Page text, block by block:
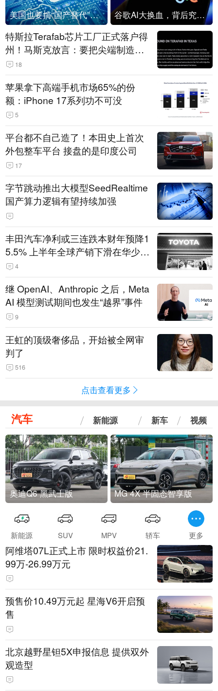
美国也要搞“国产替代”？先算清三笔账 谷歌AI大换血，背后究竟发生了什么？
特斯拉Terafab芯片工厂正式落户得
州！马斯克放言：要把尖端制造带
回美国
18
苹果拿下高端手机市场65%的份
额：iPhone 17系列功不可没
5
平台都不自己造了！本田史上首次
外包整车平台 接盘的是印度公司
17
字节跳动推出大模型SeedRealtime
国产算力逻辑有望持续加强
丰田汽车净利或三连跌本财年预降1
5.5% 上半年全球产销下滑在华少卖
14.3万辆
4
继 OpenAI、Anthropic 之后，Meta
AI 模型测试期间也发生“越界”事件
9
王虹的顶级奢侈品，开始被全网审
判了
516
点击查看更多
汽车 新能源 新车 视频
奥迪Q6 黑武士版 MG 4X 半固态智享版
新能源 SUV MPV 轿车 更多
阿维塔07L正式上市 限时权益价21.
99万-26.99万元
预售价10.49万元起 星海V6开启预
售
北京越野星钽5X申报信息 提供双外
观造型